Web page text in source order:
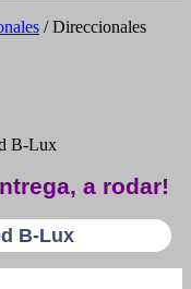
/ Direccionales
B-Lux
a rodar!
B-Lux